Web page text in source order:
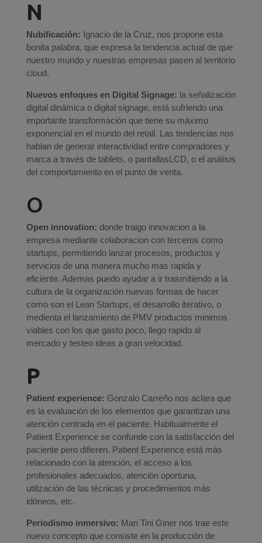
N
Nubificación: Ignacio de la Cruz, nos propone esta
bonita palabra, que expresa la tendencia actual de que
nuestro mundo y nuestras empresas pasen al territorio
cloud.
Nuevos enfoques en Digital Signage: la señalización
digital dinámica o digital signage, está sufriendo una
importante transformación que tiene su máximo
exponencial en el mundo del retail. Las tendencias nos
hablan de generar interactividad entre compradores y
marca a través de tablets, o pantallasLCD, o el análisis
del comportamiento en el punto de venta.
O
Open innovation: donde traigo innovacion a la
empresa mediante colaboracion con terceros como
startups, permitiendo lanzar procesos, productos y
servicios de una manera mucho mas rapida y
eficiente. Ademas puedo ayudar a ir trasmitiendo a la
cultura de la organización nuevas formas de hacer
como son el Lean Startups, el desarrollo iterativo, o
medienta el lanzamiento de PMV productos minimos
viables con los que gasto poco, llego rapido al
mercado y testeo ideas a gran velocidad.
P
Patient experience: Gonzalo Carreño nos aclara que
es la evaluación de los elementos que garantizan una
atención centrada en el paciente. Habitualmente el
Patient Experience se confunde con la satisfacción del
paciente pero difieren. Patient Experience está más
relacionado con la atención, el acceso a los
profesionales adecuados, atención oportuna,
utilización de las técnicas y procedimientos más
idóneos, etc.
Periodismo inmersivo: Mari Tini Giner nos trae este
nuevo concepto que consiste en la producción de